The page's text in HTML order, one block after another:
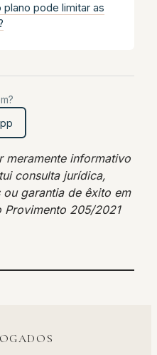
pode limitar as
meramente informativo
consulta jurídica,
garantia de êxito em
205/2021